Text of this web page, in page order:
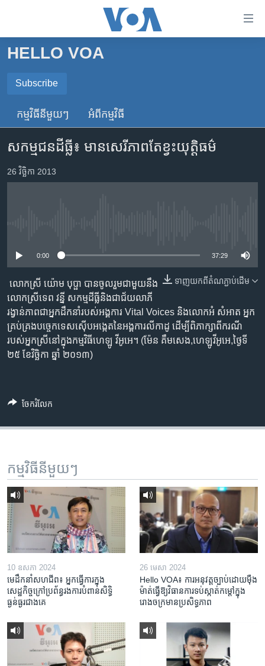
គេហទំព័រ​
រំលង​
ព័ត៌មាន​​
តែ​
ម្តង
រចនា
សម្ព័ន្ធ​
រំលង​
និង​
ចូល​
ទៅ​
កាន់​
កម្ពុជា
អន្តរជាតិ
ចិន
ហេឡូវីអូអេ
កម្ពុជាច្នៃប្រតិដ្ឋ
កម្មវិធីទាំងអស់
Khmer English
បណ្តាញ​សង្គម
HELLO VOA
Subscribe
SUBSCRIBE
ទទួល​​​សេវា​​​ Podcast
កម្មវិធី​នីមួយៗ អំពី​កម្មវិធី​
សកម្មជន​ដីធ្លី៖ មាន​សេរីភាព​តែ​ខ្វះ​យុត្តិធម៌
26 វិច្ឆិកា 2013
0:00 37:29
ទាញ​យក​ពី​តំណភ្ជាប់​ដើម
លោក​ស្រី យ៉ោម បុប្ផា ​បាន​ចូលរួម​ជាមួយ​នឹង​
លោក​ស្រី​ទេព វន្នី ​សកម្មដីធ្លី​និង​ជា​ជ័យ​លាភី​
រង្វាន់​ភាព​ជា​អ្នក​ដឹកនាំ​របស់​អង្គការ​ Vital Voices ​និង​លោក​អំ សំអាត ​អ្នក​
គ្រប់​គ្រង​បច្ចេកទេស​ស៊ើប​អង្កេត​នៃ​អង្គការ​លីកាដូ ​ដើម្បី​ពិភាក្សា​ពី​ករណី​
របស់​អ្នក​ស្រី​​​នៅ​ក្នុង​កម្មវិធី​ហេឡូ​ វីអូអេ។ (ម៉ែន គឹមសេង​,ហេឡូ​វីអូអេ,ថ្ងៃទី
២៥ ខែវិច្ឆិកា ឆ្នាំ ២០១៣)
ចែករំលែក
កម្មវិធី​នីមួយៗ
10 ឧសភា 2024
មេដឹកនាំសហជីព៖ អ្នកធ្វើការក្នុង
សេដ្ឋកិច្ចក្រៅប្រព័ន្ធរងការបំពានសិទ្ធិ
ធ្ងន់ធ្ងរជាងគេ
26 មេសា 2024
Hello VOA៖ ការអនុវត្ត​ច្បាប់​ដោយ​ម៉ឺង
ម៉ាត់​ធ្វើ​ឱ្យ​វិធានការ​ទប់ស្កាត់​កម្តៅ​ក្នុង​
រោងចក្រ​មាន​ប្រសិទ្ធភាព​​